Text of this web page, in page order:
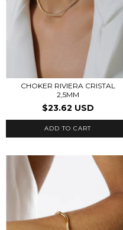
CHOKER RIVIERA CRISTAL
2,5MM
$23.62 USD
ADD TO CART